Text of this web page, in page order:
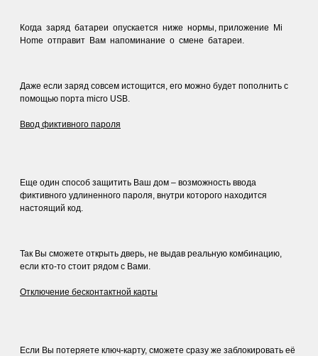
Когда заряд батареи опускается ниже нормы, приложение Mi
Home отправит Вам напоминание о смене батареи.
Даже если заряд совсем истощится, его можно будет пополнить с
помощью порта micro USB.
Ввод фиктивного пароля
Еще один способ защитить Ваш дом – возможность ввода
фиктивного удлиненного пароля, внутри которого находится
настоящий код.
Так Вы сможете открыть дверь, не выдав реальную комбинацию,
если кто-то стоит рядом с Вами.
Отключение бесконтактной карты
Если Вы потеряете ключ-карту, сможете сразу же заблокировать её